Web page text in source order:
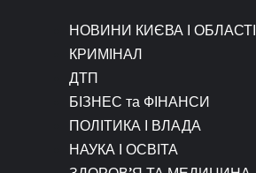
НОВИНИ КИЄВА І ОБЛАСТІ
КРИМІНАЛ
ДТП
БІЗНЕС та ФІНАНСИ
ПОЛІТИКА І ВЛАДА
НАУКА І ОСВІТА